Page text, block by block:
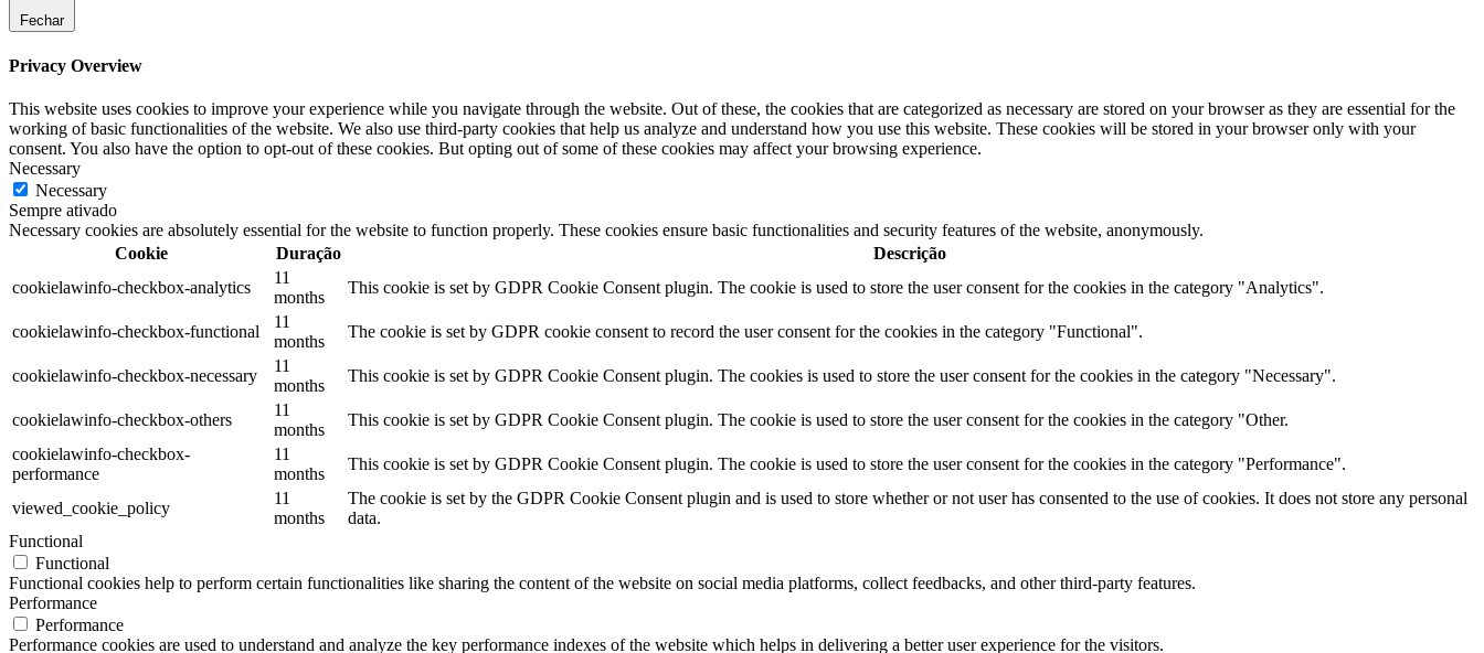
Fechar
Privacy Overview
This website uses cookies to improve your experience while you navigate through the website. Out of these, the cookies that are categorized as necessary are stored on your browser as they are essential for the
working of basic functionalities of the website. We also use third-party cookies that help us analyze and understand how you use this website. These cookies will be stored in your browser only with your
consent. You also have the option to opt-out of these cookies. But opting out of some of these cookies may affect your browsing experience.
Necessary
Necessary
Sempre ativado
Necessary cookies are absolutely essential for the website to function properly. These cookies ensure basic functionalities and security features of the website, anonymously.
Cookie
Duração
Descrição
cookielawinfo-checkbox-analytics
11
months
This cookie is set by GDPR Cookie Consent plugin. The cookie is used to store the user consent for the cookies in the category "Analytics".
cookielawinfo-checkbox-functional
11
months
The cookie is set by GDPR cookie consent to record the user consent for the cookies in the category "Functional".
cookielawinfo-checkbox-necessary
11
months
This cookie is set by GDPR Cookie Consent plugin. The cookies is used to store the user consent for the cookies in the category "Necessary".
cookielawinfo-checkbox-others
11
months
This cookie is set by GDPR Cookie Consent plugin. The cookie is used to store the user consent for the cookies in the category "Other.
cookielawinfo-checkbox-
performance
11
months
This cookie is set by GDPR Cookie Consent plugin. The cookie is used to store the user consent for the cookies in the category "Performance".
viewed_cookie_policy
11
months
The cookie is set by the GDPR Cookie Consent plugin and is used to store whether or not user has consented to the use of cookies. It does not store any personal
data.
Functional
Functional
Functional cookies help to perform certain functionalities like sharing the content of the website on social media platforms, collect feedbacks, and other third-party features.
Performance
Performance
Performance cookies are used to understand and analyze the key performance indexes of the website which helps in delivering a better user experience for the visitors.